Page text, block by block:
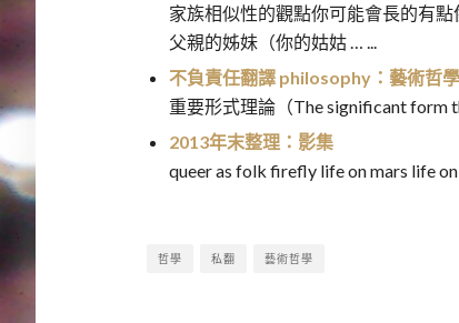
家族相似性的觀點你可能會長的有
父親的姊妹（你的姑姑 … ...
不負責任翻譯 philosophy：藝術哲
重要形式理論（The significant form
2013年末整理：影集
queer as folk firefly life on mars life on
哲學 私翻 藝術哲學